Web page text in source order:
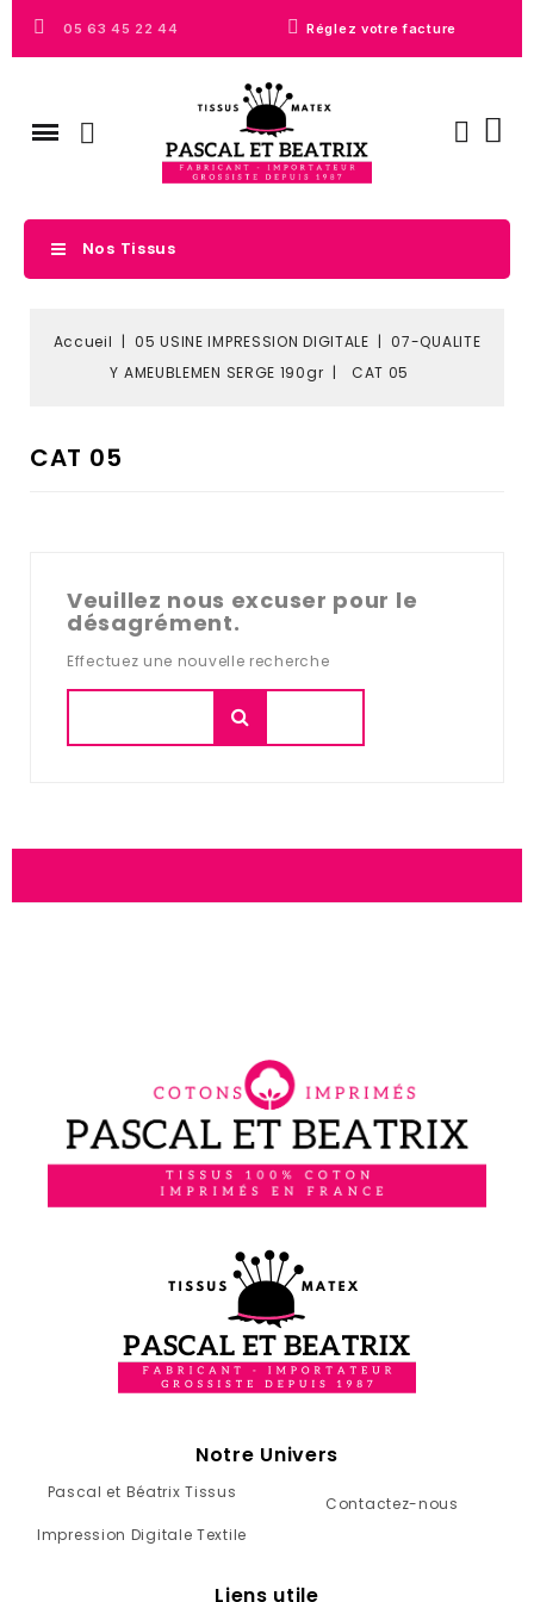
05 63 45 22 44 Réglez votre facture
Nos Tissus
Accueil 05 USINE IMPRESSION DIGITALE
07-QUALITE
Y AMEUBLEMEN SERGE 190gr
CAT 05
CAT 05
Veuillez nous excuser pour le
désagrément.
Effectuez une nouvelle recherche
Notre Univers
Pascal et Béatrix Tissus
Impression Digitale Textile
Contactez-nous
Liens utile